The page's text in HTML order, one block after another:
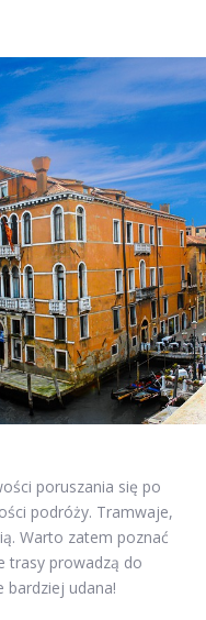
poruszania się po
podróży. Tramwaje,
Warto zatem poznać
trasy prowadzą do
udana!